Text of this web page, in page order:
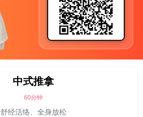
中式推拿
60分钟
舒经活络、全身放松